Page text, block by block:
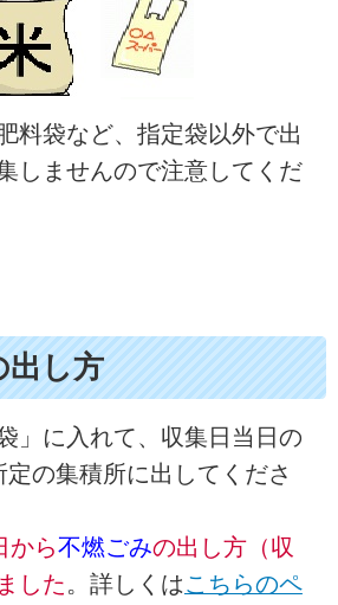
料袋など、指定袋以外で出
しませんので注意してくだ
出し方
」に入れて、収集日当日の
の集積所に出してくださ
から不燃ごみの出し方（収
した。詳しくはこちらのペ